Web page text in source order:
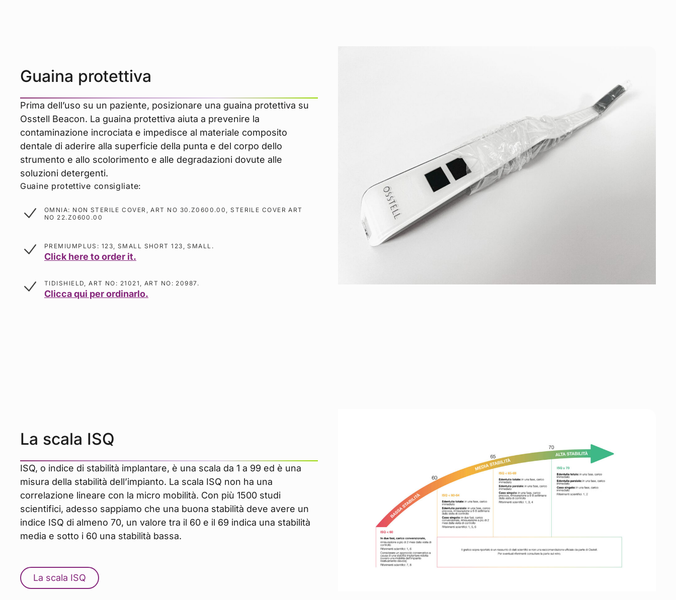
Guaina protettiva
Prima dell’uso su un paziente, posizionare una guaina protettiva su
Osstell Beacon. La guaina protettiva aiuta a prevenire la
contaminazione incrociata e impedisce al materiale composito
dentale di aderire alla superficie della punta e del corpo dello
strumento e allo scolorimento e alle degradazioni dovute alle
soluzioni detergenti.
Guaine protettive consigliate:
OMNIA: NON STERILE COVER, ART NO 30.Z0600.00, STERILE COVER ART
NO 22.Z0600.00
PREMIUMPLUS: 123, SMALL SHORT 123, SMALL.
Click here to order it.
TIDISHIELD, ART NO: 21021, ART NO: 20987.
Clicca qui per ordinarlo.
La scala ISQ
ISQ, o indice di stabilità implantare, è una scala da 1 a 99 ed è una
misura della stabilità dell’impianto. La scala ISQ non ha una
correlazione lineare con la micro mobilità. Con più 1500 studi
scientifici, adesso sappiamo che una buona stabilità deve avere un
indice ISQ di almeno 70, un valore tra il 60 e il 69 indica una stabilità
media e sotto i 60 una stabilità bassa.
La scala ISQ